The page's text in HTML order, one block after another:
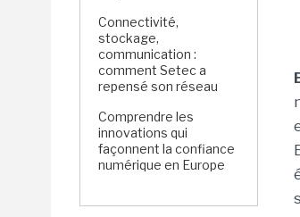
Connectivité,
stockage,
communication :
comment Setec a
repensé son réseau
Comprendre les
innovations qui
façonnent la confiance
numérique en Europe